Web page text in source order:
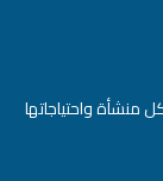
واحتياجاتها